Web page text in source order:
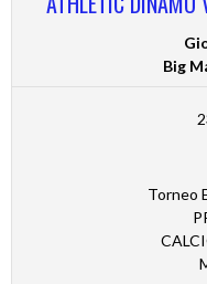
Big
Torneo